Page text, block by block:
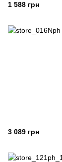
1 588 грн
3 089 грн